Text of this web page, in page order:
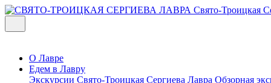
Свято-Троицкая
О Лавре
Едем в Лавру
Экскурсии Свято-Троицкая Сергиева Лавра Обзорная